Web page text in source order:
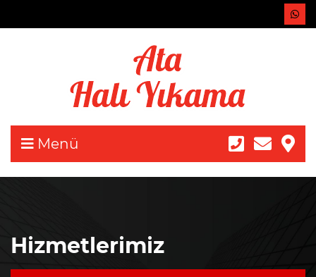
Menü
Hizmetlerimiz